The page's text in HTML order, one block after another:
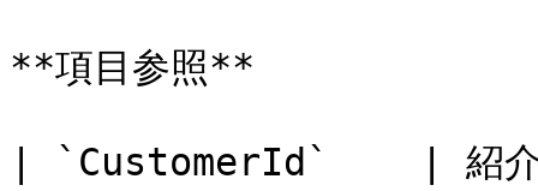
**項目参照**
| `CustomerId`    | 紹介